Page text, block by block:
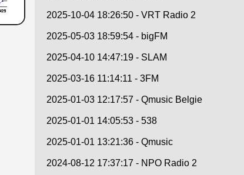
2025-10-04 18:26:50 - VRT Radio 2
2025-05-03 18:59:54 - bigFM
2025-04-10 14:47:19 - SLAM
2025-03-16 11:14:11 - 3FM
2025-01-03 12:17:57 - Qmusic Belgie
2025-01-01 14:05:53 - 538
2025-01-01 13:21:36 - Qmusic
2024-08-12 17:37:17 - NPO Radio 2